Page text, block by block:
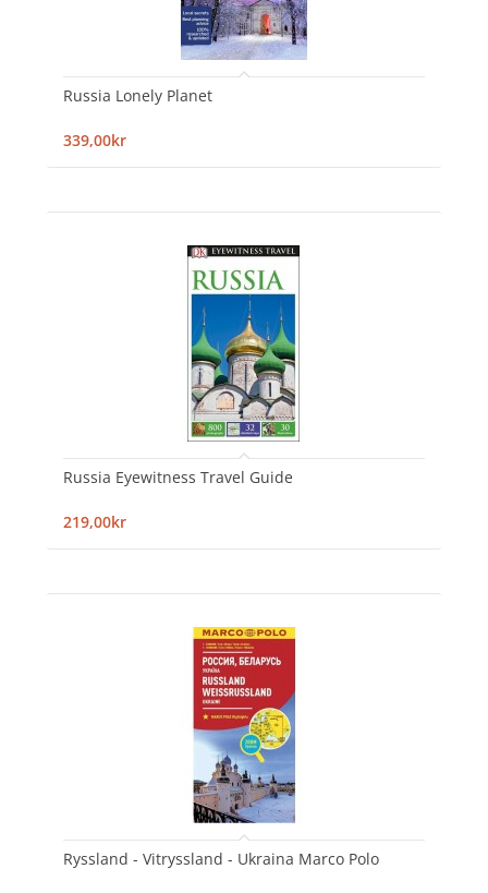
Russia Lonely Planet
339,00kr
Russia Eyewitness Travel Guide
219,00kr
Ryssland - Vitryssland - Ukraina Marco Polo